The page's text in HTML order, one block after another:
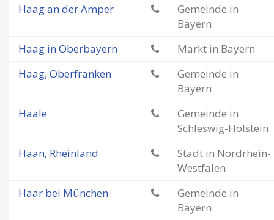
Haag an der Amper
Gemeinde in
Bayern
Haag in Oberbayern
Markt in Bayern
Haag, Oberfranken
Gemeinde in
Bayern
Haale
Gemeinde in
Schleswig-Holstein
Haan, Rheinland
Stadt in Nordrhein-
Westfalen
Haar bei München
Gemeinde in
Bayern